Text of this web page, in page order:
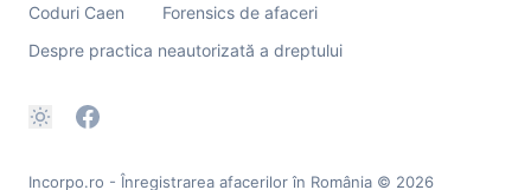
Coduri Caen
Forensics de afaceri
Despre practica neautorizată a dreptului
Incorpo.ro - Înregistrarea afacerilor în România © 2026